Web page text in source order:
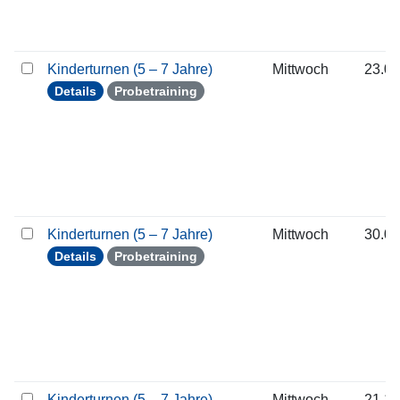
Kinderturnen (5 – 7 Jahre)
Details Probetraining
Mittwoch
Kinderturnen (5 – 7 Jahre)
Details Probetraining
Mittwoch